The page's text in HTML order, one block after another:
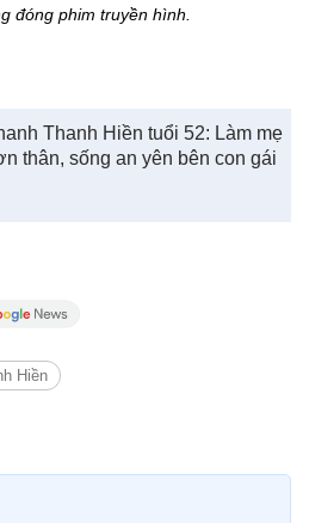
đóng phim truyền hình.
Thanh Hiền tuổi 52: Làm mẹ
thân, sống an yên bên con gái
Hiền